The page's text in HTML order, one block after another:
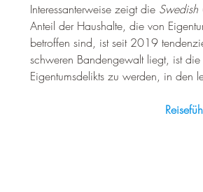
Interessanterweise zeigt die
Anteil der Haushalte, die von
betroffen sind, ist seit 2019
schweren Bandengewalt liegt, ist
Eigentumsdelikts zu werden, in den